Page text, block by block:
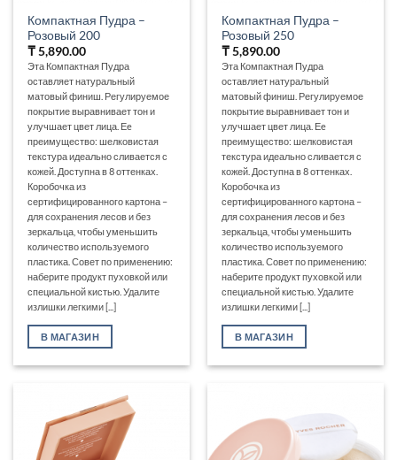
Компактная Пудра –
Розовый 200
₸5,890.00
Эта Компактная Пудра
оставляет натуральный
матовый финиш. Регулируемое
покрытие выравнивает тон и
улучшает цвет лица. Еe
преимущество: шелковистая
текстура идеально сливается с
кожей. Доступна в 8 оттенках.
Коробочка из
сертифицированного картона –
для сохранения лесов и без
зеркальца, чтобы уменьшить
количество используемого
пластика. Совет по применению:
наберите продукт пуховкой или
специальной кистью. Удалите
излишки легкими [...]
В МАГАЗИН
Компактная Пудра –
Розовый 250
₸5,890.00
Эта Компактная Пудра
оставляет натуральный
матовый финиш. Регулируемое
покрытие выравнивает тон и
улучшает цвет лица. Еe
преимущество: шелковистая
текстура идеально сливается с
кожей. Доступна в 8 оттенках.
Коробочка из
сертифицированного картона –
для сохранения лесов и без
зеркальца, чтобы уменьшить
количество используемого
пластика. Совет по применению:
наберите продукт пуховкой или
специальной кистью. Удалите
излишки легкими [...]
В МАГАЗИН